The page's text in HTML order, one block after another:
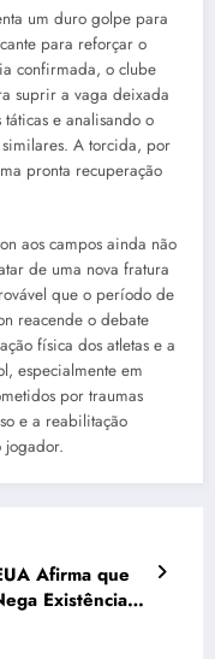
um duro golpe para
para reforçar o
confirmada, o clube
suprir a vaga deixada
e analisando o
similares. A torcida, por
pronta recuperação
aos campos ainda não
de uma nova fratura
que o período de
reacende o debate
física dos atletas e a
especialmente em
por traumas
e a reabilitação
jogador.
Afirma que
Existência